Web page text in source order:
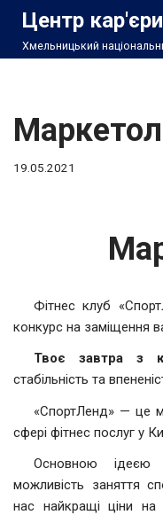
Перейти
Центр кар'єри
Хмельницький
19.05.2021
Фітнес клуб
конкурс на заміщення
Твоє завтра з
стабільність та
«СпортЛенд» — це
сфері фітнес послуг у
Основною ідеєю
можливість заняття
нас найкращі ціни на